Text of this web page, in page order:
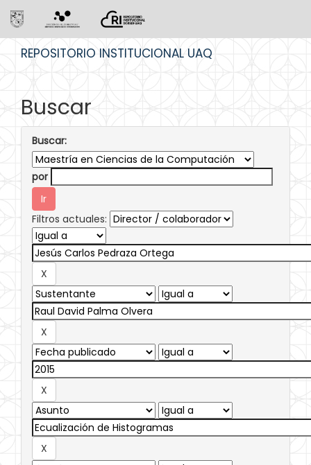
REPOSITORIO INSTITUCIONAL UAQ
Buscar
Buscar:
por
Filtros actuales: